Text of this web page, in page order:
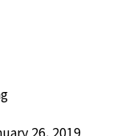
26, 2019